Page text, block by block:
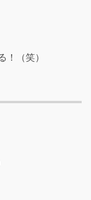
！（笑）